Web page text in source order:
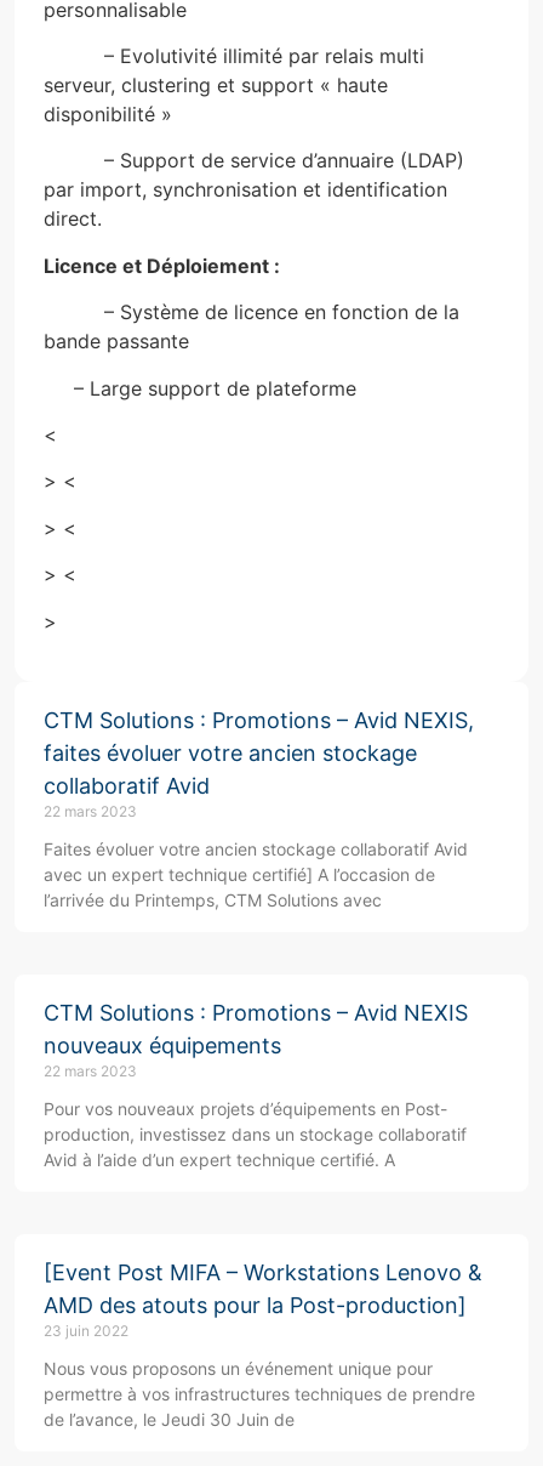
personnalisable
– Evolutivité illimité par relais multi
serveur, clustering et support « haute
disponibilité »
– Support de service d’annuaire (LDAP)
par import, synchronisation et identification
direct.
Licence et Déploiement :
– Système de licence en fonction de la
bande passante
– Large support de plateforme
<
> <
> <
> <
>
CTM Solutions : Promotions – Avid NEXIS,
faites évoluer votre ancien stockage
collaboratif Avid
22 mars 2023
Faites évoluer votre ancien stockage collaboratif Avid
avec un expert technique certifié] A l’occasion de
l’arrivée du Printemps, CTM Solutions avec
CTM Solutions : Promotions – Avid NEXIS
nouveaux équipements
22 mars 2023
Pour vos nouveaux projets d’équipements en Post-
production, investissez dans un stockage collaboratif
Avid à l’aide d’un expert technique certifié. A
[Event Post MIFA – Workstations Lenovo &
AMD des atouts pour la Post-production]
23 juin 2022
Nous vous proposons un événement unique pour
permettre à vos infrastructures techniques de prendre
de l’avance, le Jeudi 30 Juin de